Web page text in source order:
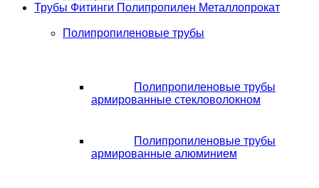
Трубы Фитинги Полипропилен Металлопрокат
Полипропиленовые трубы
Полипропиленовые трубы
армированные стекловолокном
Полипропиленовые трубы
армированные алюминием